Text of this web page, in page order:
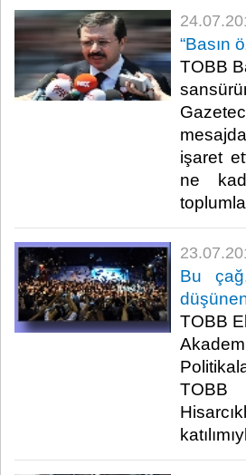
“Basın
TOBB
işaret
ne
Bu
TOBB
TOBB